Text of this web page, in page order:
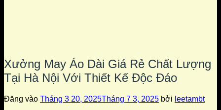
Xưởng May Áo Dài Giá Rẻ Chất Lượng
Tại Hà Nội Với Thiết Kế Độc Đáo
Đăng vào Tháng 3 20, 2025Tháng 7 3, 2025 bởi leetambt